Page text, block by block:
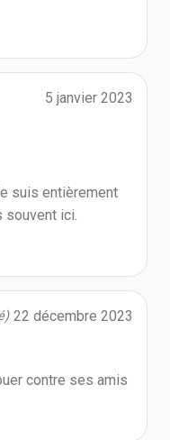
5 janvier 2023
suis entièrement
souvent ici.
22 décembre 2023
contre ses amis